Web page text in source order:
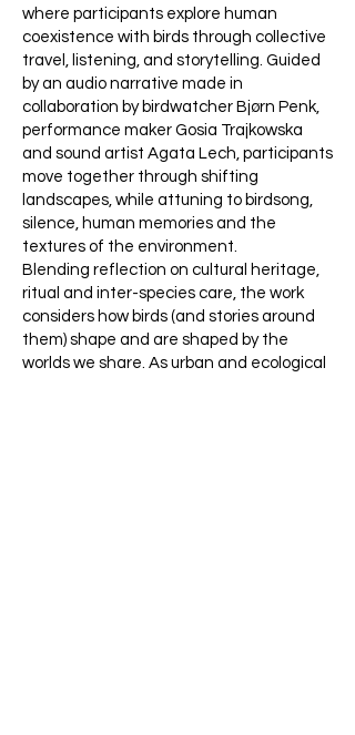
where participants explore human
coexistence with birds through collective
travel, listening, and storytelling. Guided
by an audio narrative made in
collaboration by birdwatcher Bjørn Penk,
performance maker Gosia Trajkowska
and sound artist Agata Lech, participants
move together through shifting
landscapes, while attuning to birdsong,
silence, human memories and the
textures of the environment.
Blending reflection on cultural heritage,
ritual and inter-species care, the work
considers how birds (and stories around
them) shape and are shaped by the
worlds we share. As urban and ecological